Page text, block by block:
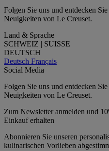
Folgen Sie uns und entdecken
Neuigkeiten von Le Creuset.
Land & Sprache
SCHWEIZ | SUISSE
DEUTSCH
Deutsch Français
Social Media
Folgen Sie uns und entdecken
Neuigkeiten von Le Creuset.
Zum Newsletter anmelden und
Einkauf erhalten
Abonnieren Sie unseren
kulinarischen Vorlieben